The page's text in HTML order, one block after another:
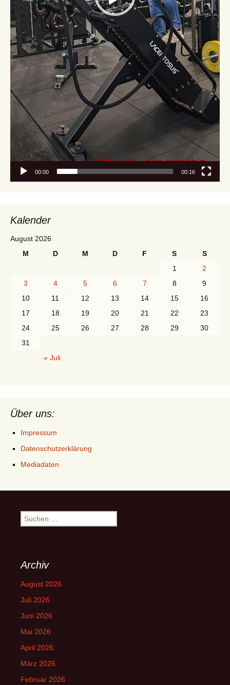
00:00 00:16
Kalender
August 2026
M
D M D F S
S
1
2
3
4 5 6 7 8
9
10
11 12 13 14 15
16
17
18 19 20 21 22
23
24
25 26 27 28 29
30
31
« Juli
Über uns:
Impressum
Datenschutzerklärung
Mediadaten
Suchen
nach:
Archiv
August 2026
Juli 2026
Juni 2026
Mai 2026
April 2026
März 2026
Februar 2026